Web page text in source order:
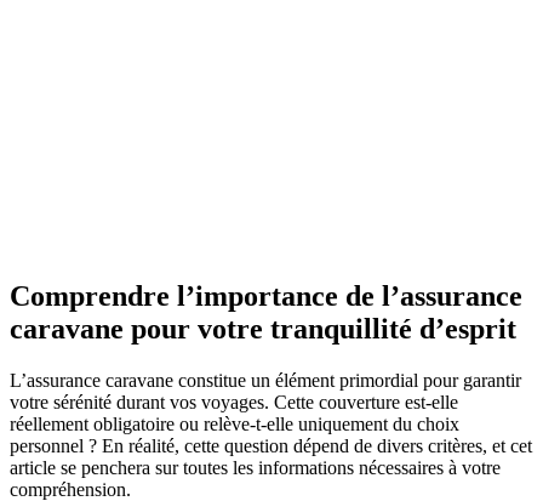
Comprendre l’importance de l’assurance
caravane pour votre tranquillité d’esprit
L’assurance caravane constitue un élément primordial pour garantir
votre sérénité durant vos voyages. Cette couverture est-elle
réellement obligatoire ou relève-t-elle uniquement du choix
personnel ? En réalité, cette question dépend de divers critères, et cet
article se penchera sur toutes les informations nécessaires à votre
compréhension.